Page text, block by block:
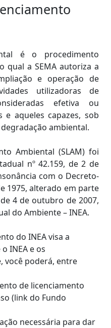
é o procedimento
qual a SEMA autoriza a
e operação de
utilizadoras de
efetiva ou
e aqueles capazes, sob
ambiental.
Ambiental (SLAM) foi
nº 42.159, de 2 de
com o Decreto-
1975, alterado em parte
4 de outubro de 2007,
do Ambiente – INEA.
do INEA visa a
INEA e os
você poderá, entre
de licenciamento
(link do Fundo
necessária para dar